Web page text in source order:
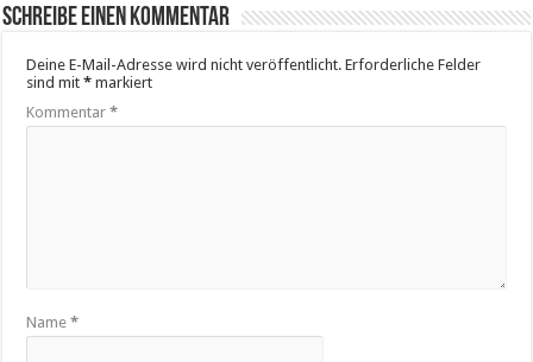
Schreibe einen Kommentar
Deine E-Mail-Adresse wird nicht veröffentlicht. Erforderliche Felder
sind mit* markiert
Kommentar*
Name*